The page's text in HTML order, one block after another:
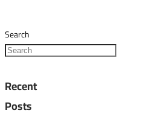
Search
Recent
Posts